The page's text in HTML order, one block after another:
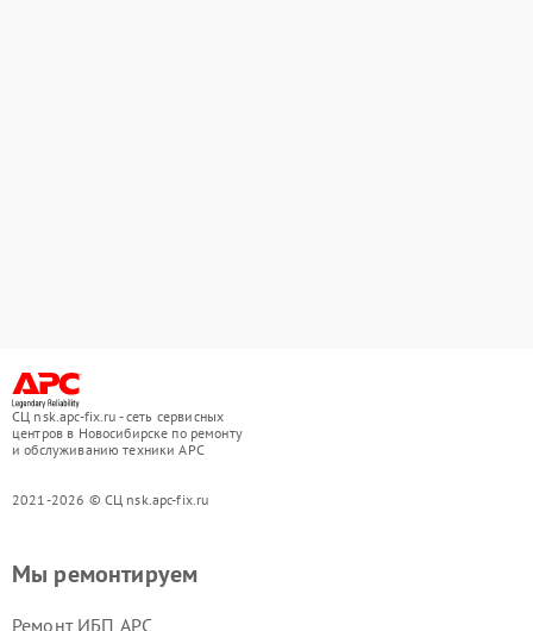
СЦ nsk.apc-fix.ru - сеть сервисных
центров в Новосибирске по ремонту
и обслуживанию техники APC
2021-2026 © СЦ nsk.apc-fix.ru
Мы ремонтируем
Ремонт ИБП APC